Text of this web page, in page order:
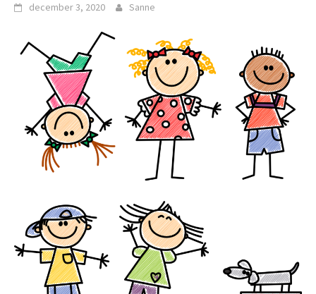
december 3, 2020 Sanne